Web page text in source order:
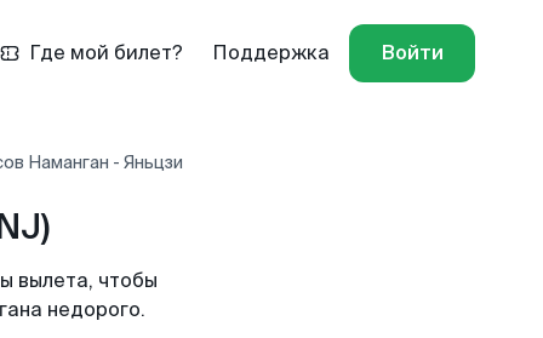
Где мой билет? Поддержка Войти
Наманган - Яньцзи
вылета, чтобы
недорого.